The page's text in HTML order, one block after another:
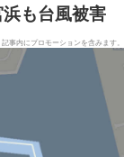
も台風被害
記事内にプロモーションを含みます。